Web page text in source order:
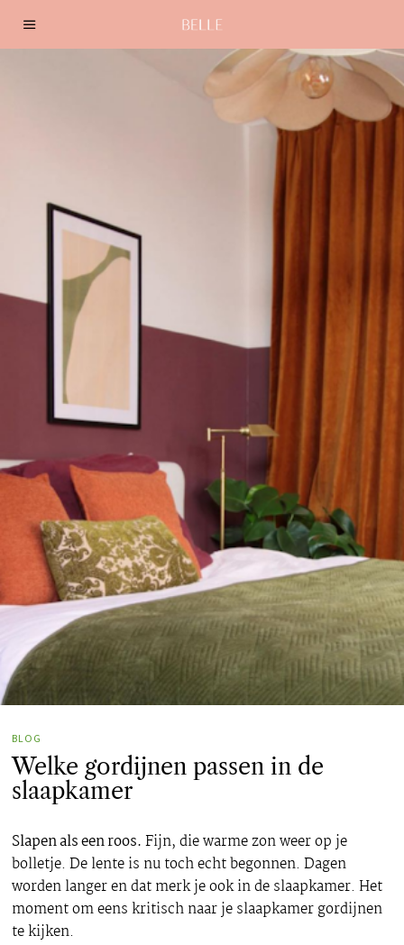
BLOG
Welke gordijnen passen in de
slaapkamer
Slapen als een roos. Fijn, die warme zon weer op je
bolletje. De lente is nu toch echt begonnen. Dagen
worden langer en dat merk je ook in de slaapkamer. Het
moment om eens kritisch naar je slaapkamer gordijnen
te kijken.